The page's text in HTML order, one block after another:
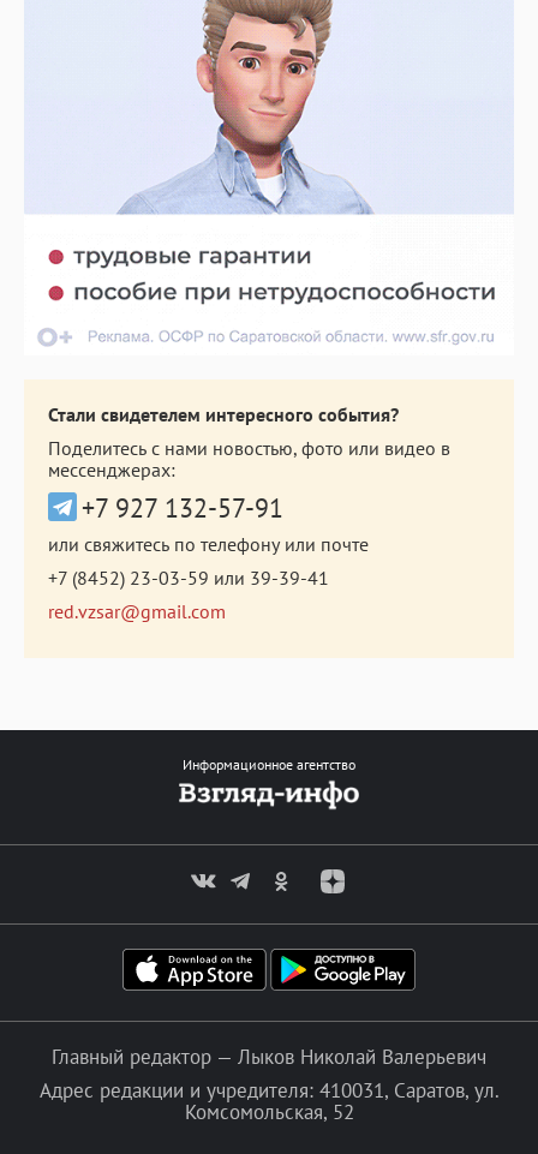
Стали свидетелем интересного события?
Поделитесь с нами новостью, фото или видео в
мессенджерах:
+7 927 132-57-91
или свяжитесь по телефону или почте
+7 (8452) 23-03-59 или 39-39-41
red.vzsar@gmail.com
Информационное агентство
Главный редактор — Лыков Николай Валерьевич
Адрес редакции и учредителя: 410031, Саратов, ул.
Комсомольская, 52